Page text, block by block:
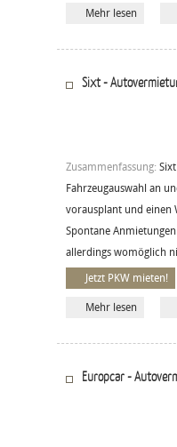
Mehr lesen
Sixt -
Zusammenfassung:
Fahrzeugauswahl an
vorausplant und einen
Spontane
allerdings womöglich
Jetzt PKW mieten!
Mehr lesen
Europcar -